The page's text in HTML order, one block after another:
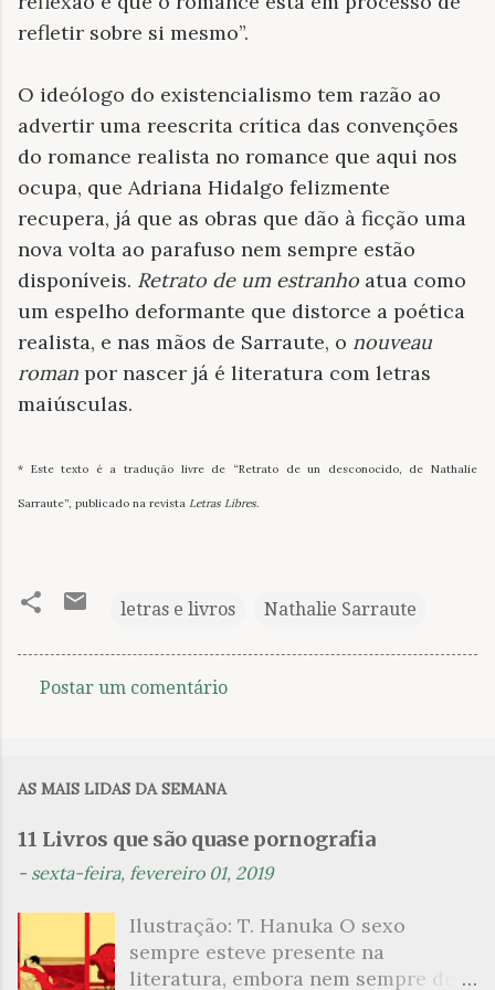
refletir sobre si mesmo”.
O ideólogo do existencialismo tem razão ao
advertir uma reescrita crítica das convenções
do romance realista no romance que aqui nos
ocupa, que Adriana Hidalgo felizmente
recupera, já que as obras que dão à ficção uma
nova volta ao parafuso nem sempre estão
disponíveis. Retrato de um estranho atua como
um espelho deformante que distorce a poética
realista, e nas mãos de Sarraute, o nouveau
roman por nascer já é literatura com letras
maiúsculas.
* Este texto é a tradução livre de “Retrato de un desconocido, de Nathalie
Sarraute”, publicado na revista Letras Libres.
letras e livros Nathalie Sarraute
n
t
i
Postar um comentário
AS MAIS LIDAS DA SEMANA
11 Livros que são quase pornografia
- sexta-feira, fevereiro 01, 2019
Ilustração: T. Hanuka O sexo
sempre esteve presente na
literatura, embora nem sempre de